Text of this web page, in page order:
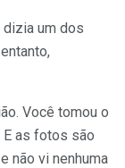
dizia um dos
Você tomou o
as fotos são
não vi nenhuma